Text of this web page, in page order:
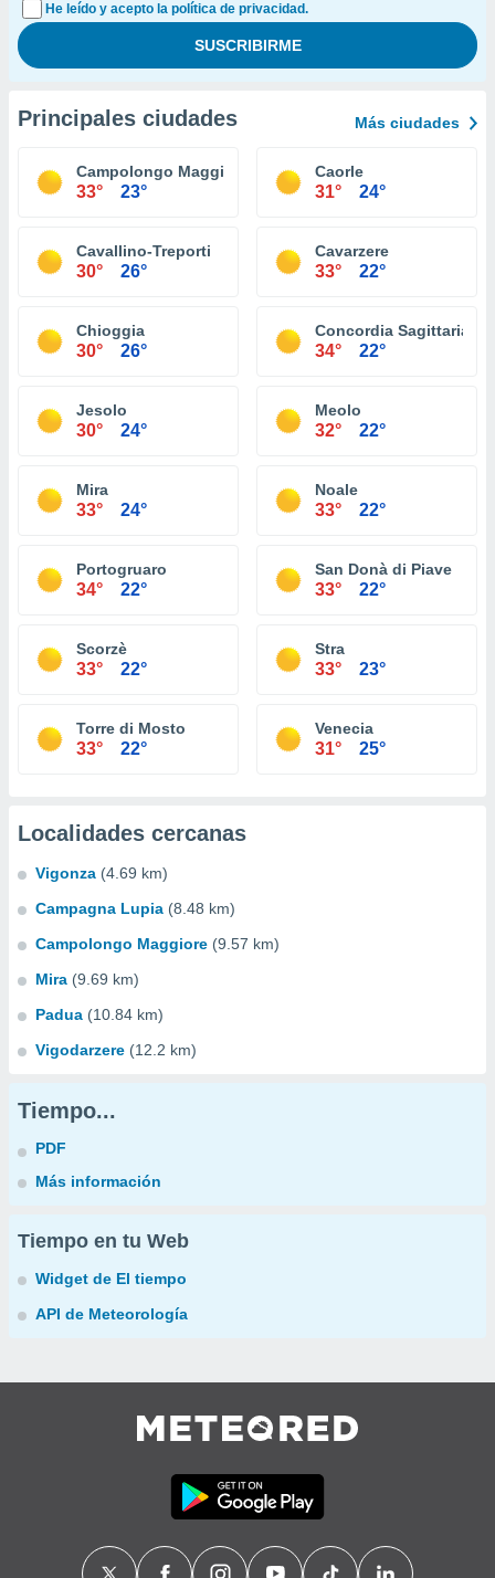
He leído y acepto la política de privacidad.
Principales ciudades Más ciudades
Campolongo Maggiore
33° 23°
Caorle
31° 24°
Cavallino-Treporti
30° 26°
Cavarzere
33° 22°
Chioggia
30° 26°
Concordia Sagittaria
34° 22°
Jesolo
30° 24°
Meolo
32° 22°
Mira
33° 24°
Noale
33° 22°
Portogruaro
34° 22°
San Donà di Piave
33° 22°
Scorzè
33° 22°
Stra
33° 23°
Torre di Mosto
33° 22°
Venecia
31° 25°
Localidades cercanas
Vigonza (4.69 km)
Campagna Lupia (8.48 km)
Campolongo Maggiore (9.57 km)
Mira (9.69 km)
Padua (10.84 km)
Vigodarzere (12.2 km)
Tiempo...
PDF
Más información
Tiempo en tu Web
Widget de El tiempo
API de Meteorología